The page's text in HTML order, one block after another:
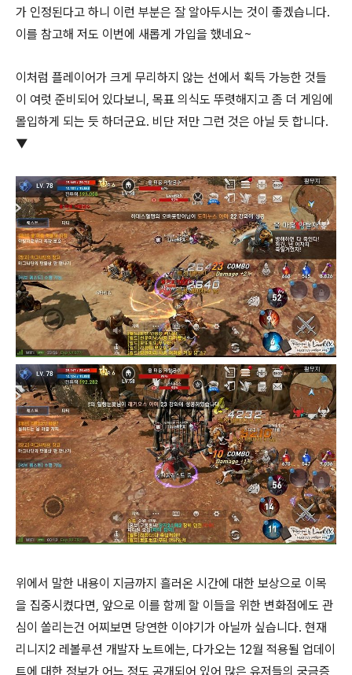
가 인정된다고 하니 이런 부분은 잘 알아두시는 것이 좋겠습니다.
이를 참고해 저도 이번에 새롭게 가입을 했네요~
이처럼 플레이어가 크게 무리하지 않는 선에서 획득 가능한 것들
이 여럿 준비되어 있다보니, 목표 의식도 뚜렷해지고 좀 더 게임에
몰입하게 되는 듯 하더군요. 비단 저만 그런 것은 아닐 듯 합니다.
▼
위에서 말한 내용이 지금까지 흘러온 시간에 대한 보상으로 이목
을 집중시켰다면, 앞으로 이를 함께 할 이들을 위한 변화점에도 관
심이 쏠리는건 어찌보면 당연한 이야기가 아닐까 싶습니다. 현재
리니지2 레볼루션 개발자 노트에는, 다가오는 12월 적용될 업데이
트에 대한 정보가 어느 정도 공개되어 있어 많은 유저들의 궁금증